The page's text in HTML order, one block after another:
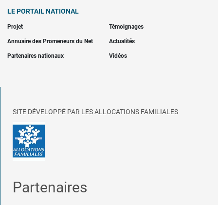
LE PORTAIL NATIONAL
Projet Témoignages
Annuaire des Promeneurs du Net Actualités
Partenaires nationaux Vidéos
SITE DÉVELOPPÉ PAR LES ALLOCATIONS FAMILIALES
Partenaires